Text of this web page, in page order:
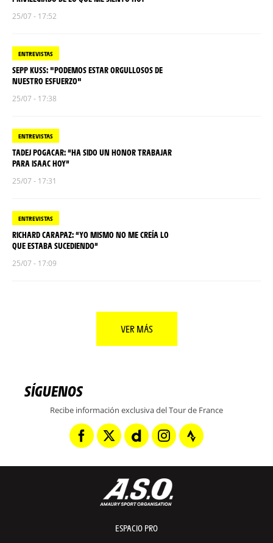
25/07 - 17:52
ENTREVISTAS
SEPP KUSS: "PODEMOS ESTAR ORGULLOSOS DE
NUESTRO ESFUERZO"
25/07 - 17:38
ENTREVISTAS
TADEJ POGACAR: “HA SIDO UN HONOR TRABAJAR
PARA ISAAC HOY”
25/07 - 17:31
ENTREVISTAS
RICHARD CARAPAZ: “YO MISMO NO ME CREÍA LO
QUE ESTABA SUCEDIENDO”
25/07 - 17:09
VER MÁS
SÍGUENOS
Recibe información exclusiva del Tour de France
ESPACIO PRO